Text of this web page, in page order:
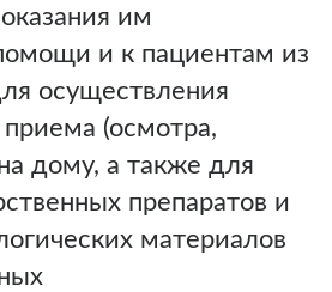
им
и к пациентам из
осуществления
(осмотра,
дому, а также для
препаратов и
материалов